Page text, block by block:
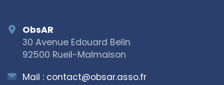
ObsAR
30 Avenue Edouard Belin
92500 Rueil-Malmaison
Mail : contact@obsar.asso.fr